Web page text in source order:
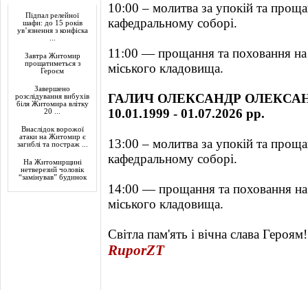
Підпал релейної
шафи: до 15 років
ув’язнення з конфіска
Завтра Житомир
прощатиметься з
Героєм
Завершено
розслідування вибухів
біля Житомира влітку
20 ...
Внаслідок ворожої
атаки на Житомир є
загиблі та постраж ...
На Житомирщині
нетверезий чоловік
“замінував” будинок
10:00 – молитва за упокій та
кафедральному соборі.
11:00 — прощання та поховання на
міського кладовища.
ГАЛИЧ ОЛЕКСАНДР
10.01.1999 - 01.07.2026 рр.
13:00 – молитва за упокій та
кафедральному соборі.
14:00 — прощання та поховання на
міського кладовища.
Світла пам'ять і вічна слава Героям!
RuporZT